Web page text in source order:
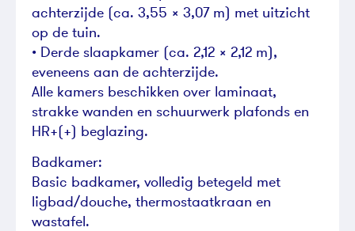
achterzijde (ca. 3,55 × 3,07 m) met uitzicht
op de tuin.
• Derde slaapkamer (ca. 2,12 × 2,12 m),
eveneens aan de achterzijde.
Alle kamers beschikken over laminaat,
strakke wanden en schuurwerk plafonds en
HR+(+) beglazing.
Badkamer:
Basic badkamer, volledig betegeld met
ligbad/douche, thermostaatkraan en
wastafel.